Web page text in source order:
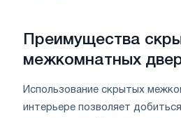
Преимущества
межкомнатных
Использование скрытых
интерьере позволяет